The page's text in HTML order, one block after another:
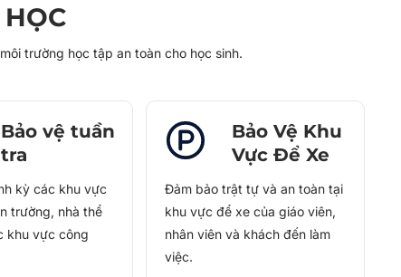
trường học tập an toàn cho học sinh.
Bảo vệ tuần
tra
kỳ các khu vực
trường, nhà thể
khu vực công
Bảo Vệ Khu
Vực Để Xe
Đảm bảo trật tự và an toàn tại
khu vực để xe của giáo viên,
nhân viên và khách đến làm
việc.